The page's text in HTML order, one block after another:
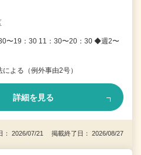
〜19：30 11：30〜20：30 ◆週2〜
よる（例外事由2号）
詳細を見る
： 2026/07/21 掲載終了日： 2026/08/27